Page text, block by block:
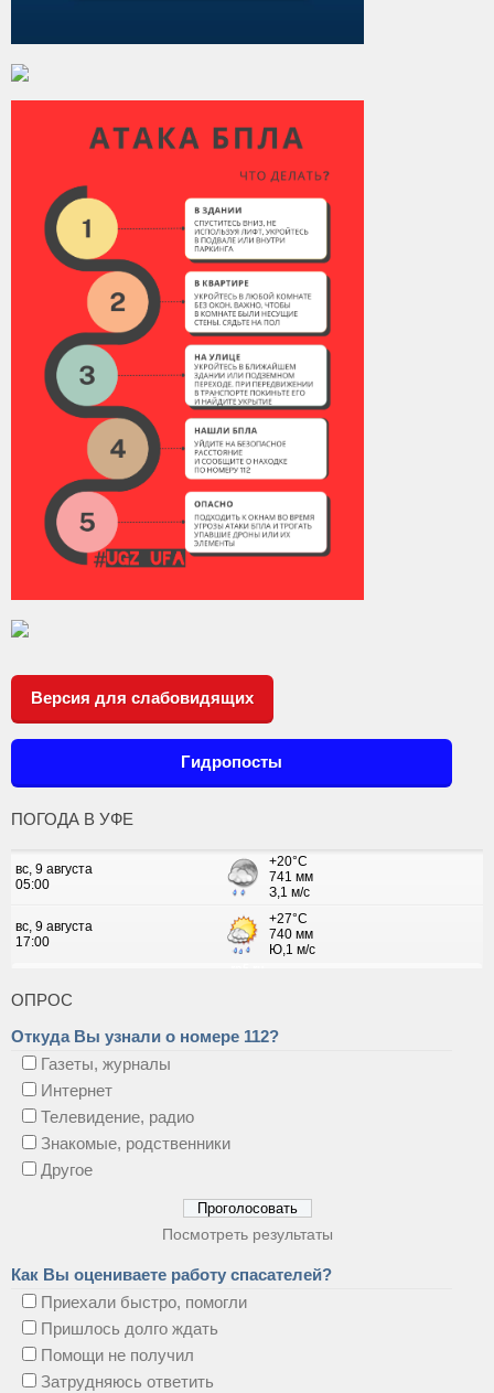
Версия для слабовидящих
Гидропосты
ПОГОДА В УФЕ
ОПРОС
Откуда Вы узнали о номере 112?
Газеты, журналы
Интернет
Телевидение, радио
Знакомые, родственники
Другое
Посмотреть результаты
Как Вы оцениваете работу спасателей?
Приехали быстро, помогли
Пришлось долго ждать
Помощи не получил
Затрудняюсь ответить